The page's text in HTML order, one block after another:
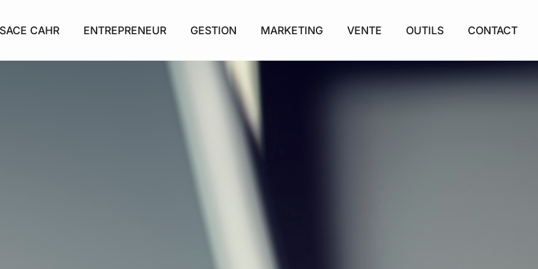
CAHR ENTREPRENEUR GESTION MARKETING VENTE OUTILS CONTACT